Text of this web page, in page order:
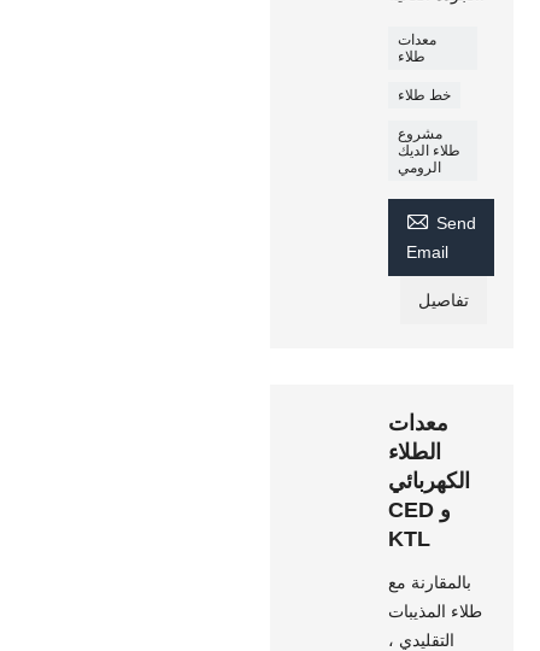
معدات
طلاء
خط طلاء
مشروع
طلاء الديك
الرومي
 Send
Email
تفاصيل
معدات
الطلاء
الكهربائي
CED و
KTL
بالمقارنة مع
طلاء المذيبات
التقليدي ،